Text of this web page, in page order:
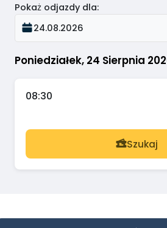
Poniedziałek, 24 Sierpnia
Pokaż odjazdy dla:
24.08.2026
08:30
Szukaj